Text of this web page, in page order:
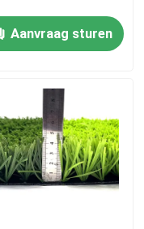
Aanvraag sturen